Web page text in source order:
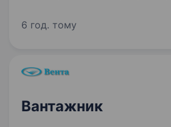
перевезень у міжнародному
Контроль завантаження та
товарів…
6 год. тому
Вантажник